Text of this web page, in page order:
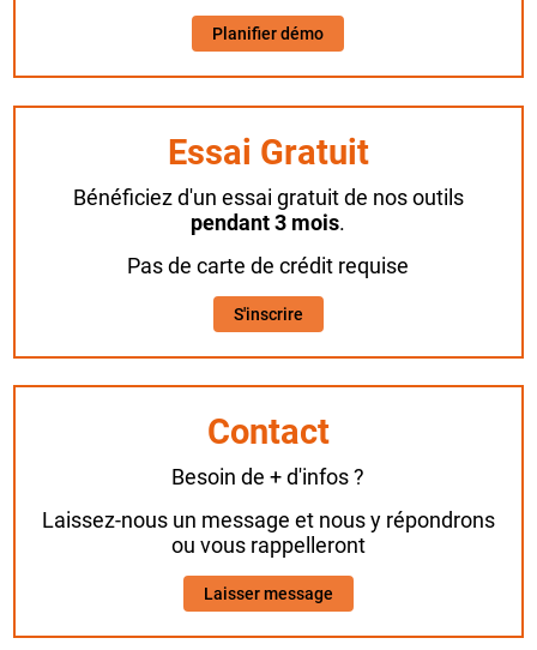
Planifier démo
Essai Gratuit
Bénéficiez d'un essai gratuit de nos outils
pendant 3 mois.
Pas de carte de crédit requise
S'inscrire
Contact
Besoin de + d'infos ?
Laissez-nous un message et nous y répondrons
ou vous rappelleront
Laisser message